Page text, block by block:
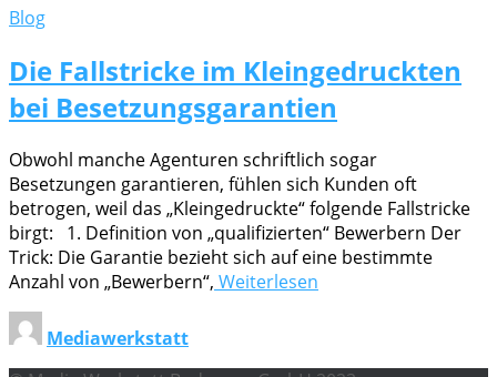
Blog
Die Fallstricke im Kleingedruckten
bei Besetzungsgarantien
Obwohl manche Agenturen schriftlich sogar
Besetzungen garantieren, fühlen sich Kunden oft
betrogen, weil das „Kleingedruckte“ folgende Fallstricke
birgt: 1. Definition von „qualifizierten“ Bewerbern Der
Trick: Die Garantie bezieht sich auf eine bestimmte
Anzahl von „Bewerbern“, Weiterlesen
Mediawerkstatt